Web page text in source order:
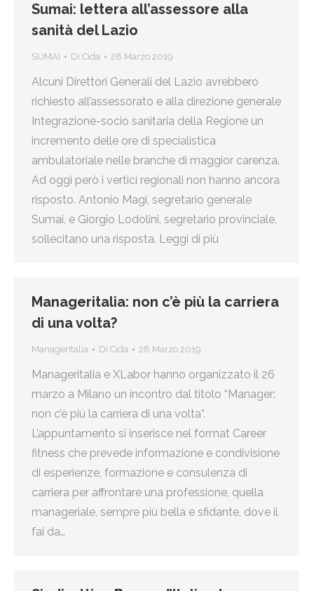
Sumai: lettera all’assessore alla
sanità del Lazio
SUMAI Di Cida 28 Marzo 2019
Alcuni Direttori Generali del Lazio avrebbero
richiesto all’assessorato e alla direzione generale
Integrazione-socio sanitaria della Regione un
incremento delle ore di specialistica
ambulatoriale nelle branche di maggior carenza.
Ad oggi però i vertici regionali non hanno ancora
risposto. Antonio Magi, segretario generale
Sumai, e Giorgio Lodolini, segretario provinciale,
sollecitano una risposta. Leggi di più
Manageritalia: non c’è più la carriera
di una volta?
ManagerItalia Di Cida 28 Marzo 2019
Manageritalia e XLabor hanno organizzato il 26
marzo a Milano un incontro dal titolo “Manager:
non c’è più la carriera di una volta”.
L’appuntamento si inserisce nel format Career
fitness che prevede informazione e condivisione
di esperienze, formazione e consulenza di
carriera per affrontare una professione, quella
manageriale, sempre più bella e sfidante, dove il
fai da…